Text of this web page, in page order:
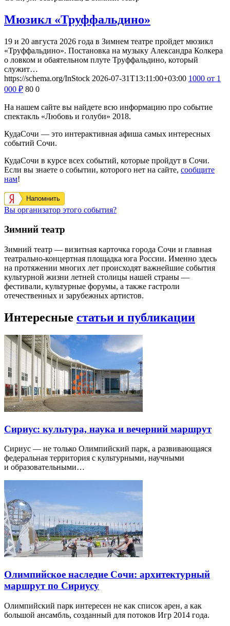
Мюзикл «Труффальдино»
19 и 20 августа 2026 года в Зимнем театре пройдет мюзикл
«Труффальдино». Постановка на музыку Александра Колкера
о ловком и обаятельном плуте Труффальдино, который
служит…
https://schema.org/InStock 2026-07-31T13:11:00+03:00 1000 от 1
000 ₽ 80 0
На нашем сайте вы найдете всю информацию про событие
спектакль «Любовь и голуби» 2018.
КудаСочи — это интерактивная афиша самых интересных
событий Сочи.
КудаСочи в курсе всех событий, которые пройдут в Сочи.
Если вы знаете о событии, которого нет на сайте, сообщите
нам!
Напомнить
Вы организатор этого события?
Зимний театр
Зимний театр — визитная карточка города Сочи и главная
театрально-концертная площадка юга России. Именно здесь
на протяжении многих лет происходят важнейшие события
культурной жизни летней столицы нашей страны —
фестивали, культурные форумы, а также гастроли
отечественных и зарубежных артистов.
Интересные статьи и публикации
Сириус: культура, наука и вечерний маршрут
Сириус — не только Олимпийский парк, а развивающаяся
федеральная территория с культурными, научными
и образовательными…
Олимпийское наследие Сочи: архитектурный
маршрут по Сириусу
Олимпийский парк интересен не как список арен, а как
большой ансамбль, созданный для потоков Игр 2014 года.